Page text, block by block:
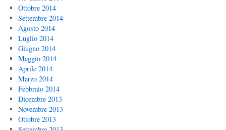
Ottobre 2014
Settembre 2014
Agosto 2014
Luglio 2014
Giugno 2014
Maggio 2014
Aprile 2014
Marzo 2014
Febbraio 2014
Dicembre 2013
Novembre 2013
Ottobre 2013